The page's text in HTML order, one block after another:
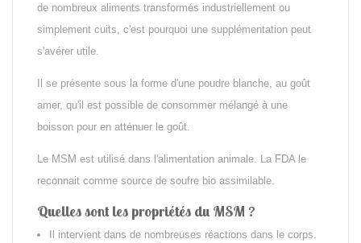
de nombreux aliments transformés industriellement ou
simplement cuits, c'est pourquoi une supplémentation peut
s'avérer utile.
Il se présente sous la forme d'une poudre blanche, au goût
amer, qu'il est possible de consommer mélangé à une
boisson pour en atténuer le goût.
Le MSM est utilisé dans l'alimentation animale. La FDA le
reconnait comme source de soufre bio assimilable.
Quelles sont les propriétés du MSM ?
Il intervient dans de nombreuses réactions dans le corps.